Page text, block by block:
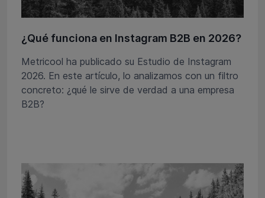
¿Qué funciona en Instagram B2B en 2026?
Metricool ha publicado su Estudio de Instagram
2026. En este artículo, lo analizamos con un filtro
concreto: ¿qué le sirve de verdad a una empresa
B2B?